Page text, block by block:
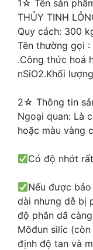
1☆ Tên sản
THỦY TINH
Quy cách: 300
Tên thường gọi
.Công thức hoá
nSiO2.Khối
2☆ Thông tin
Ngoại quan: Là
hoặc màu vàng
Có độ nhớt
Nếu được
dài nhưng dễ bị
độ phân dã
Môđun silíc
định độ tan và